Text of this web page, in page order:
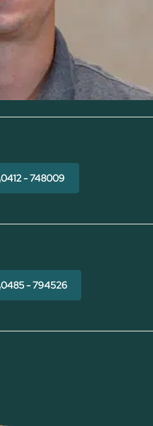
0412 - 748009
0485 - 794526